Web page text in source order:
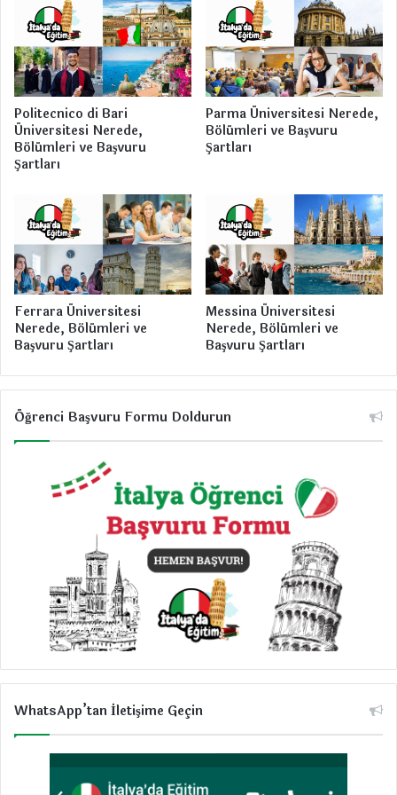
Politecnico di Bari
Üniversitesi Nerede,
Bölümleri ve Başvuru
Şartları
Parma Üniversitesi Nerede,
Bölümleri ve Başvuru
Şartları
Ferrara Üniversitesi
Nerede, Bölümleri ve
Başvuru Şartları
Messina Üniversitesi
Nerede, Bölümleri ve
Başvuru Şartları
Öğrenci Başvuru Formu Doldurun
WhatsApp’tan İletişime Geçin